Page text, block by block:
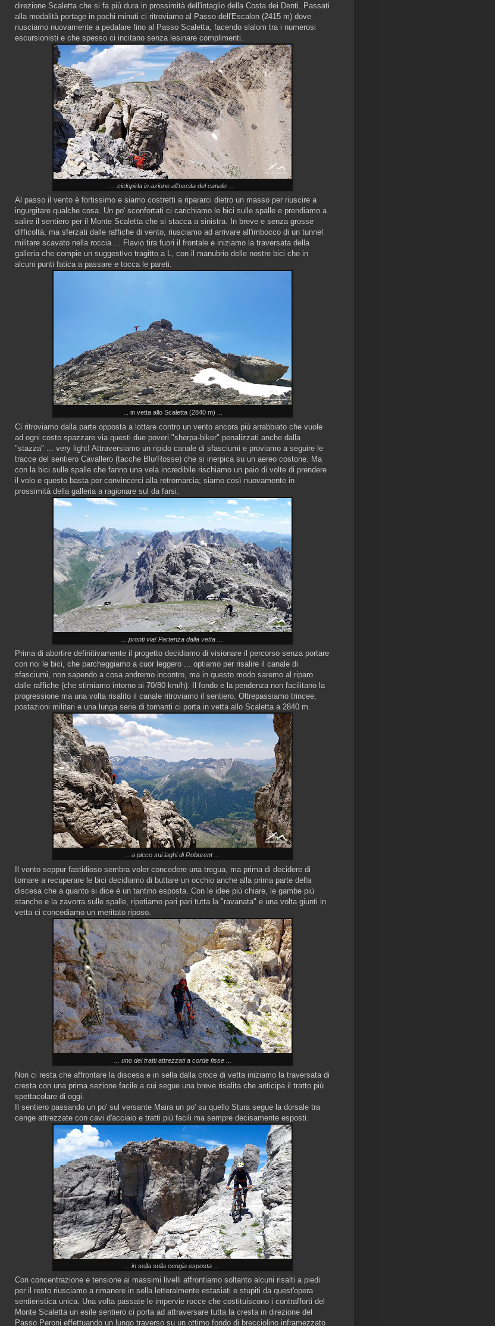
direzione Scaletta che si fa più dura in prossimità dell'intaglio della Costa dei Denti. Passati
alla modalità portage in pochi minuti ci ritroviamo al Passo dell'Escalon (2415 m) dove
riusciamo nuovamente a pedalare fino al Passo Scaletta, facendo slalom tra i numerosi
escursionisti e che spesso ci incitano senza lesinare complimenti.
... ciclopirla in azione all'uscita del canale ...
Al passo il vento è fortissimo e siamo costretti a ripararci dietro un masso per riuscire a
ingurgitare qualche cosa. Un po' sconfortati ci carichiamo le bici sulle spalle e prendiamo a
salire il sentiero per il Monte Scaletta che si stacca a sinistra. In breve e senza grosse
difficoltà, ma sferzati dalle raffiche di vento, riusciamo ad arrivare all'imbocco di un tunnel
militare scavato nella roccia ... Flavio tira fuori il frontale e iniziamo la traversata della
galleria che compie un suggestivo tragitto a L, con il manubrio delle nostre bici che in
alcuni punti fatica a passare e tocca le pareti.
... in vetta allo Scaletta (2840 m) ...
Ci ritroviamo dalla parte opposta a lottare contro un vento ancora più arrabbiato che vuole
ad ogni costo spazzare via questi due poveri "sherpa-biker" penalizzati anche dalla
"stazza" ... very light! Attraversiamo un ripido canale di sfasciumi e proviamo a seguire le
tracce del sentiero Cavallero (tacche Blu/Rosse) che si inerpica su un aereo costone. Ma
con la bici sulle spalle che fanno una vela incredibile rischiamo un paio di volte di prendere
il volo e questo basta per convincerci alla retromarcia; siamo così nuovamente in
prossimità della galleria a ragionare sul da farsi.
... pronti via! Partenza dalla vetta ...
Prima di abortire definitivamente il progetto decidiamo di visionare il percorso senza portare
con noi le bici, che parcheggiamo a cuor leggero ... optiamo per risalire il canale di
sfasciumi, non sapendo a cosa andremo incontro, ma in questo modo saremo al riparo
dalle raffiche (che stimiamo intorno ai 70/80 km/h). Il fondo e la pendenza non facilitano la
progressione ma una volta risalito il canale ritroviamo il sentiero. Oltrepassiamo trincee,
postazioni militari e una lunga serie di tornanti ci porta in vetta allo Scaletta a 2840 m.
... a picco sui laghi di Roburent ...
Il vento seppur fastidioso sembra voler concedere una tregua, ma prima di decidere di
tornare a recuperare le bici decidiamo di buttare un occhio anche alla prima parte della
discesa che a quanto si dice è un tantino esposta. Con le idee più chiare, le gambe più
stanche e la zavorra sulle spalle, ripetiamo pari pari tutta la "ravanata" e una volta giunti in
vetta ci concediamo un meritato riposo.
... uno dei tratti attrezzati a corde fisse ...
Non ci resta che affrontare la discesa e in sella dalla croce di vetta iniziamo la traversata di
cresta con una prima sezione facile a cui segue una breve risalita che anticipa il tratto più
spettacolare di oggi.
Il sentiero passando un po' sul versante Maira un po' su quello Stura segue la dorsale tra
cenge attrezzate con cavi d'acciaio e tratti più facili ma sempre decisamente esposti.
... in sella sulla cengia esposta ...
Con concentrazione e tensione ai massimi livelli affrontiamo soltanto alcuni risalti a piedi
per il resto riusciamo a rimanere in sella letteralmente estasiati e stupiti da quest'opera
sentieristica unica. Una volta passate le impervie rocce che costituiscono i contrafforti del
Monte Scaletta un esile sentiero ci porta ad attraversare tutta la cresta in direzione del
Passo Peroni effettuando un lungo traverso su un ottimo fondo di brecciolino inframezzato